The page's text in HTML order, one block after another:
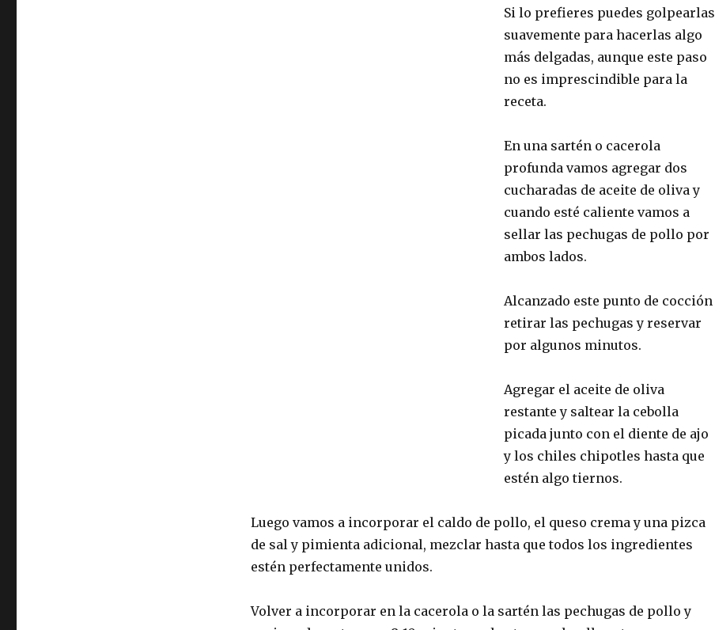
Si lo prefieres puedes golpearlas
suavemente para hacerlas algo
más delgadas, aunque este paso
no es imprescindible para la
receta.
En una sartén o cacerola
profunda vamos agregar dos
cucharadas de aceite de oliva y
cuando esté caliente vamos a
sellar las pechugas de pollo por
ambos lados.
Alcanzado este punto de cocción
retirar las pechugas y reservar
por algunos minutos.
Agregar el aceite de oliva
restante y saltear la cebolla
picada junto con el diente de ajo
y los chiles chipotles hasta que
estén algo tiernos.
Luego vamos a incorporar el caldo de pollo, el queso crema y una pizca
de sal y pimienta adicional, mezclar hasta que todos los ingredientes
estén perfectamente unidos.
Volver a incorporar en la cacerola o la sartén las pechugas de pollo y